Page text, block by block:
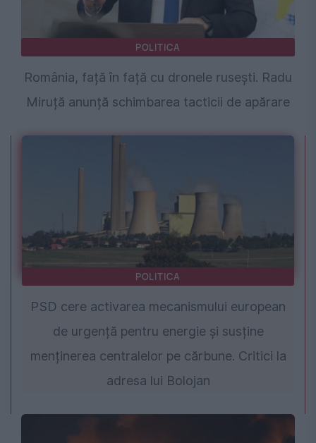
POLITICA
România, față în față cu dronele rusești. Radu
Miruță anunță schimbarea tacticii de apărare
POLITICA
PSD cere activarea mecanismului european
de urgență pentru energie și susține
menținerea centralelor pe cărbune. Critici la
adresa lui Bolojan